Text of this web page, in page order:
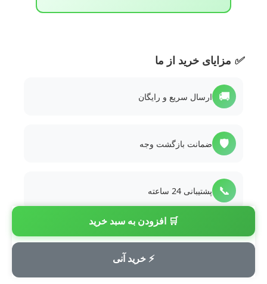
🛒 افزودن به سبد خرید
⚡ خرید آنی
✅ مزایای خرید از ما
🚚 ارسال سریع و رایگان
🛡️ ضمانت بازگشت وجه
📞 پشتیبانی 24 ساعته
💳 پرداخت امن